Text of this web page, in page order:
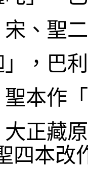
宋、聖
」，巴
聖本作
大正藏
四本改